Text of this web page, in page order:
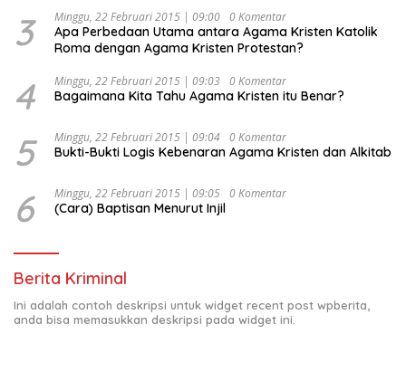
Indonesia Emas 2045”,
3 Minggu, 22 Februari 2015 | 09:00 0 Komentar
Apa Perbedaan Utama antara Agama Kristen Katolik
Roma dengan Agama Kristen Protestan?
4 Minggu, 22 Februari 2015 | 09:03 0 Komentar
Bagaimana Kita Tahu Agama Kristen itu Benar?
5 Minggu, 22 Februari 2015 | 09:04 0 Komentar
Bukti-Bukti Logis Kebenaran Agama Kristen dan Alkitab
6 Minggu, 22 Februari 2015 | 09:05 0 Komentar
(Cara) Baptisan Menurut Injil
Berita Kriminal
Ini adalah contoh deskripsi untuk widget recent post wpberita,
anda bisa memasukkan deskripsi pada widget ini.